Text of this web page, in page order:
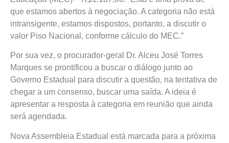
que estamos abertos à negociação. A categoria não está
intransigente, estamos dispostos, portanto, a discutir o
valor Piso Nacional, conforme cálculo do MEC.”
Por sua vez, o procurador-geral Dr. Alceu José Torres
Marques se prontificou a buscar o diálogo junto ao
Governo Estadual para discutir a questão, na tentativa de
chegar a um consenso, buscar uma saída. A ideia é
apresentar a resposta à categoria em reunião que ainda
será agendada.
Nova Assembleia Estadual está marcada para a próxima